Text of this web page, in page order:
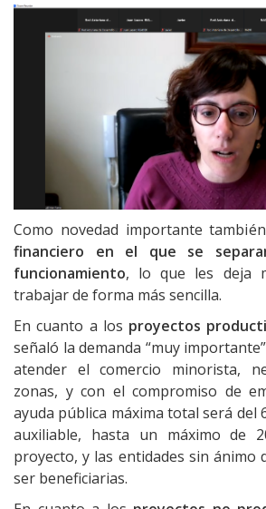
Como novedad importante
financiero en el que se
funcionamiento, lo que les deja
trabajar de forma más sencilla.
En cuanto a los proyectos
señaló la demanda “muy
atender el comercio minorista,
zonas, y con el compromiso de
ayuda pública máxima total será del
auxiliable, hasta un máximo de
proyecto, y las entidades sin ánimo
ser beneficiarias.